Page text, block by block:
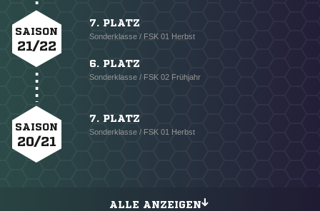
SAISON
21/22
7. PLATZ
Sonderklasse / FSK 01 Herbst
6. PLATZ
Sonderklasse / FSK 02 Frühjahr
SAISON
20/21
7. PLATZ
Sonderklasse / FSK 01 Herbst
ALLE ANZEIGEN